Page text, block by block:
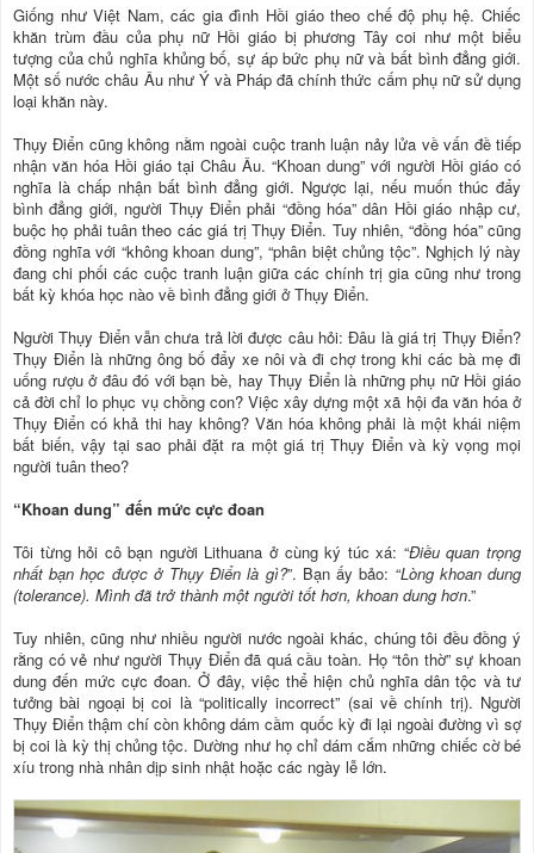
Giống như Việt Nam, các gia đình Hồi giáo theo chế độ phụ hệ. Chiếc
khăn trùm đầu của phụ nữ Hồi giáo bị phương Tây coi như một biểu
tượng của chủ nghĩa khủng bố, sự áp bức phụ nữ và bất bình đẳng giới.
Một số nước châu Âu như Ý và Pháp đã chính thức cấm phụ nữ sử dụng
loại khăn này.
Thụy Điển cũng không nằm ngoài cuộc tranh luận nảy lửa về vấn đề tiếp
nhận văn hóa Hồi giáo tại Châu Âu. “Khoan dung” với người Hồi giáo có
nghĩa là chấp nhận bất bình đẳng giới. Ngược lại, nếu muốn thúc đẩy
bình đẳng giới, người Thụy Điển phải “đồng hóa” dân Hồi giáo nhập cư,
buộc họ phải tuân theo các giá trị Thụy Điển. Tuy nhiên, “đồng hóa” cũng
đồng nghĩa với “không khoan dung”, “phân biệt chủng tộc”. Nghịch lý này
đang chi phối các cuộc tranh luận giữa các chính trị gia cũng như trong
bất kỳ khóa học nào về bình đẳng giới ở Thụy Điển.
Người Thụy Điển vẫn chưa trả lời được câu hỏi: Đâu là giá trị Thụy Điển?
Thụy Điển là những ông bố đẩy xe nôi và đi chợ trong khi các bà mẹ đi
uống rượu ở đâu đó với bạn bè, hay Thụy Điển là những phụ nữ Hồi giáo
cả đời chỉ lo phục vụ chồng con? Việc xây dựng một xã hội đa văn hóa ở
Thụy Điển có khả thi hay không? Văn hóa không phải là một khái niệm
bất biến, vậy tại sao phải đặt ra một giá trị Thụy Điển và kỳ vọng mọi
người tuân theo?
“Khoan dung” đến mức cực đoan
Tôi từng hỏi cô bạn người Lithuana ở cùng ký túc xá: “Điều quan trọng
nhất bạn học được ở Thụy Điển là gì?”. Bạn ấy bảo: “Lòng khoan dung
(tolerance). Mình đã trở thành một người tốt hơn, khoan dung hơn.”
Tuy nhiên, cũng như nhiều người nước ngoài khác, chúng tôi đều đồng ý
rằng có vẻ như người Thụy Điển đã quá cầu toàn. Họ “tôn thờ” sự khoan
dung đến mức cực đoan. Ở đây, việc thể hiện chủ nghĩa dân tộc và tư
tưởng bài ngoại bị coi là “politically incorrect” (sai về chính trị). Người
Thụy Điển thậm chí còn không dám cầm quốc kỳ đi lại ngoài đường vì sợ
bị coi là kỳ thị chủng tộc. Dường như họ chỉ dám cắm những chiếc cờ bé
xíu trong nhà nhân dịp sinh nhật hoặc các ngày lễ lớn.